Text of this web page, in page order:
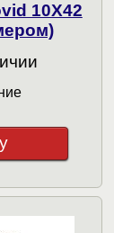
10X42